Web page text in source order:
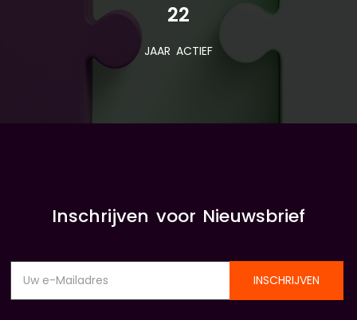
22
JAAR ACTIEF
Inschrijven voor Nieuwsbrief
INSCHRIJVEN